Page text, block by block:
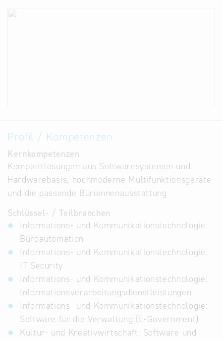
Profil / Kompetenzen
Kernkompetenzen
Komplettlösungen aus Softwaresystemen und
Hardwarebasis, hochmoderne Multifunktionsgeräte
und die passende Büroinnenausstattung
Schlüssel- / Teilbranchen
Informations- und Kommunikationstechnologie:
Büroautomation
Informations- und Kommunikationstechnologie:
IT Security
Informations- und Kommunikationstechnologie:
Informationsverarbeitungsdienstleistungen
Informations- und Kommunikationstechnologie:
Software für die Verwaltung (E-Government)
Kultur- und Kreativwirtschaft: Software und